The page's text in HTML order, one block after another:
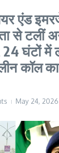
एंड
से टलीं
24 घंटों
कॉल
May 24, 2026